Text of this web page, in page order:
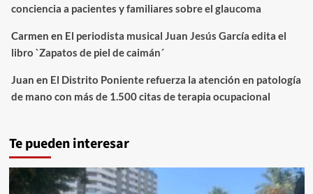
conciencia a pacientes y familiares sobre el glaucoma
Carmen en El periodista musical Juan Jesús García edita el
libro `Zapatos de piel de caimán´
Juan en El Distrito Poniente refuerza la atención en patología
de mano con más de 1.500 citas de terapia ocupacional
Te pueden interesar